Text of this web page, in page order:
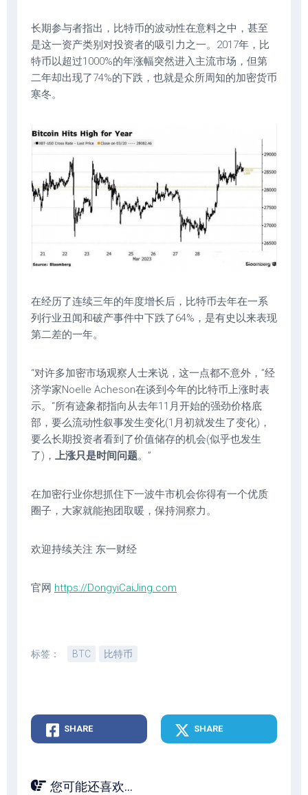
长期参与者指出，比特币的波动性在意料之中，甚至
是这一资产类别对投资者的吸引力之一。2017年，比
特币以超过1000%的年涨幅突然进入主流市场，但第
二年却出现了74%的下跌，也就是众所周知的加密货币
寒冬。
在经历了连续三年的年度增长后，比特币去年在一系
列行业丑闻和破产事件中下跌了64%，是有史以来表现
第二差的一年。
“对许多加密市场观察人士来说，这一点都不意外，”经
济学家Noelle Acheson在谈到今年的比特币上涨时表
示。“所有迹象都指向从去年11月开始的强劲价格底
部，要么流动性叙事发生变化(1月初就发生了变化)，
要么长期投资者看到了价值储存的机会(似乎也发生
了)， 上涨只是时间问题。”
在加密行业你想抓住下一波牛市机会你得有一个优质
圈子，大家就能抱团取暖，保持洞察力。
欢迎持续关注 东一财经
官网 https://DongyiCaiJing.com
标签： BTC 比特币
SHARE SHARE
您可能还喜欢...